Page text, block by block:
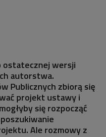
ostatecznej wersji
autorstwa.
Publicznych zbiorą się
projekt ustawy i
się rozpocząć
Ale rozmowy z